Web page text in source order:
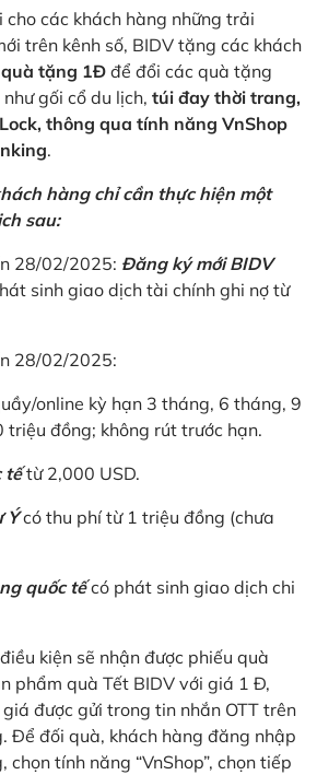
cho các khách hàng những trải
trên kênh số, BIDV tặng các khách
tặng 1Đ để đổi các quà tặng
gối cổ du lịch, túi đay thời trang,
thông qua tính năng VnShop
.
hàng chỉ cần thực hiện một
sau:
28/02/2025: Đăng ký mới BIDV
sinh giao dịch tài chính ghi nợ từ
28/02/2025:
online kỳ hạn 3 tháng, 6 tháng, 9
đồng; không rút trước hạn.
tếtừ 2,000 USD.
Ýcó thu phí từ 1 triệu đồng (chưa
quốc tếcó phát sinh giao dịch chi
kiện sẽ nhận được phiếu quà
phẩm quà Tết BIDV với giá 1 Đ,
được gửi trong tin nhắn OTT trên
Để đối quà, khách hàng đăng nhập
chọn tính năng “VnShop”, chọn tiếp